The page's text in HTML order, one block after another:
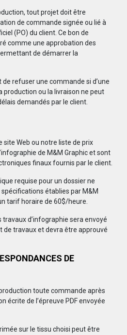
tout projet doit être
de commande signée ou lié à
(PO) du client. Ce bon de
comme une approbation des
de démarrer la
refuser une commande si d’une
production ou la livraison ne peut
demandés par le client.
site Web ou notre liste de prix
de M&M Graphic et sont
finaux fournis par le client.
requise pour un dossier ne
établies par M&M
tarif horaire de 60$/heure.
travaux d’infographie sera envoyé
de travaux et devra être approuvé
DE
toute commande après
écrite de l’épreuve PDF envoyée
sur le tissu choisi peut être